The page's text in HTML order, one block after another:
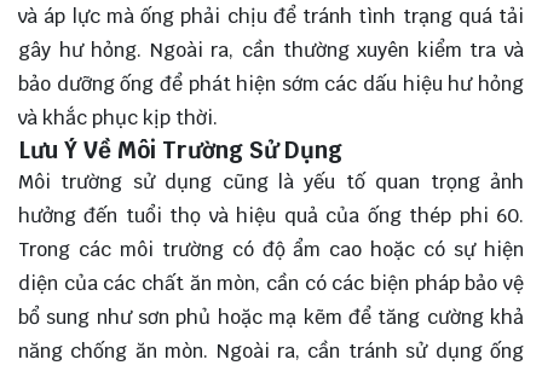
và áp lực mà ống phải chịu để tránh tình trạng quá tải
gây hư hỏng. Ngoài ra, cần thường xuyên kiểm tra và
bảo dưỡng ống để phát hiện sớm các dấu hiệu hư hỏng
và khắc phục kịp thời.
Lưu Ý Về Môi Trường Sử Dụng
Môi trường sử dụng cũng là yếu tố quan trọng ảnh
hưởng đến tuổi thọ và hiệu quả của ống thép phi 60.
Trong các môi trường có độ ẩm cao hoặc có sự hiện
diện của các chất ăn mòn, cần có các biện pháp bảo vệ
bổ sung như sơn phủ hoặc mạ kẽm để tăng cường khả
năng chống ăn mòn. Ngoài ra, cần tránh sử dụng ống